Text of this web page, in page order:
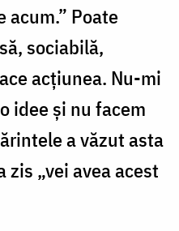
acum.” Poate
sociabilă,
acțiunea. Nu-mi
idee și nu facem
a văzut asta
„vei avea acest